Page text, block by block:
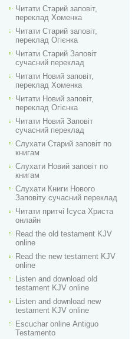
Читати Старий заповіт,
переклад Хоменка
Читати Старий заповіт,
переклад Огієнка
Читати Старий Заповіт
сучасний переклад
Читати Новий заповіт,
переклад Хоменка
Читати Новий заповіт,
переклад Огієнка
Читати Новий Заповіт
сучасний переклад
Слухати Старий заповіт по
книгам
Слухати Новий заповіт по
книгам
Слухати Книги Нового
Заповіту сучасний переклад
Читати притчі Ісуса Христа
онлайн
Read the old testament KJV
online
Read the new testament KJV
online
Listen and download old
testament KJV online
Listen and download new
testament KJV online
Escuchar online Аntiguo
Testamento